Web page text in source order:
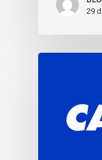
29